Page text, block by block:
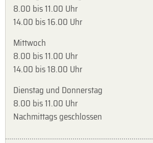
8.00 bis 11.00 Uhr
14.00 bis 16.00 Uhr
Mittwoch
8.00 bis 11.00 Uhr
14.00 bis 18.00 Uhr
Dienstag und Donnerstag
8.00 bis 11.00 Uhr
Nachmittags geschlossen